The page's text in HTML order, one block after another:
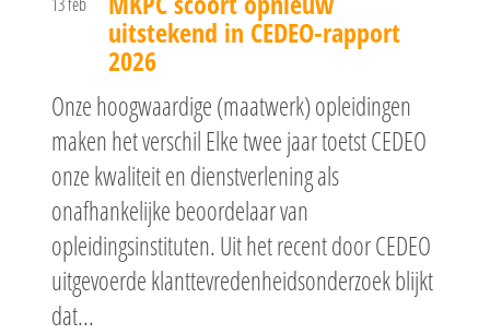
uitstekend in CEDEO-rapport
2026
Onze hoogwaardige (maatwerk) opleidingen
maken het verschil Elke twee jaar toetst CEDEO
onze kwaliteit en dienstverlening als
onafhankelijke beoordelaar van
opleidingsinstituten. Uit het recent door CEDEO
uitgevoerde klanttevredenheidsonderzoek blijkt
dat...